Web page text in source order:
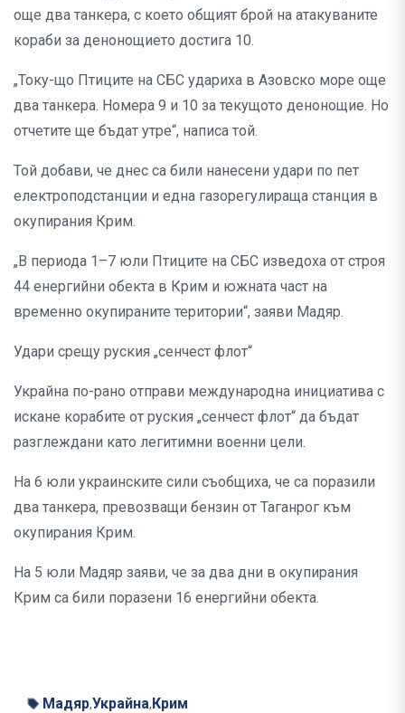
още два танкера, с което общият брой на атакуваните
кораби за денонощието достига 10.
„Току-що Птиците на СБС удариха в Азовско море още
два танкера. Номера 9 и 10 за текущото денонощие. Но
отчетите ще бъдат утре“, написа той.
Той добави, че днес са били нанесени удари по пет
електроподстанции и една газорегулираща станция в
окупирания Крим.
„В периода 1–7 юли Птиците на СБС изведоха от строя
44 енергийни обекта в Крим и южната част на
временно окупираните територии“, заяви Мадяр.
Удари срещу руския „сенчест флот“
Украйна по-рано отправи международна инициатива с
искане корабите от руския „сенчест флот“ да бъдат
разглеждани като легитимни военни цели.
На 6 юли украинските сили съобщиха, че са поразили
два танкера, превозващи бензин от Таганрог към
окупирания Крим.
На 5 юли Мадяр заяви, че за два дни в окупирания
Крим са били поразени 16 енергийни обекта.
Мадяр,Украйна, Крим